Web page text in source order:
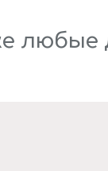
любые